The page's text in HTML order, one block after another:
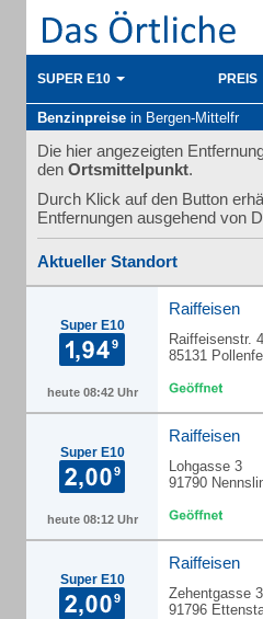
SUPER E10 PREIS
Benzinpreise in Bergen-Mittelfr
Die hier angezeigten
den Ortsmittelpunkt.
Durch Klick auf den Button
Entfernungen ausgehend von
Aktueller Standort
Super E10
heute 08:42 Uhr
Raiffeisen
Raiffeisenstr. 4
85131
Super E10
heute 08:12 Uhr
Raiffeisen
Lohgasse 3
91790
Super E10
Raiffeisen
Zehentgasse 3
91796